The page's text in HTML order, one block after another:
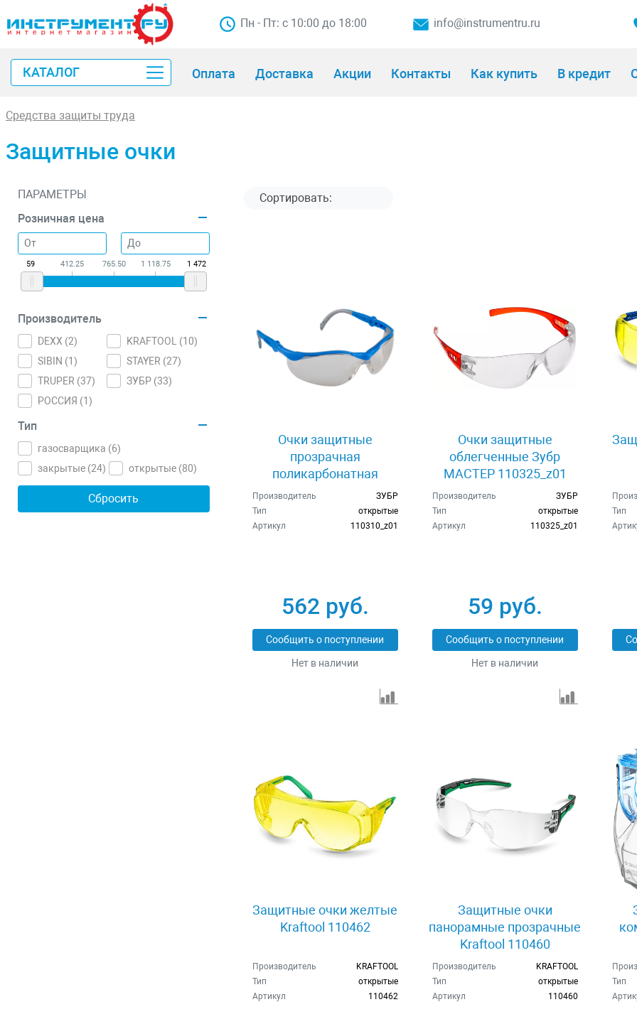
Пн - Пт: с 10:00 до 18:00 info@instrumentru.ru
КАТАЛОГ Оплата Доставка Акции Контакты Как купить В кредит
Средства защиты труда
Защитные очки
ПАРАМЕТРЫ
Розничная цена
59 412.25 765.50 1 118.75 1 472
Производитель
DEXX (2) KRAFTOOL (10)
SIBIN (1 ) STAYER (27)
TRUPER (37) ЗУБР (33)
РОССИЯ (1 )
Тип
газосварщика (6)
закрытые (24) открытые (80)
Очки защитные
прозрачная
поликарбонатная
монолинза ЗУБР
ЭКСПЕРТ 110310
Производитель
ЗУБР
Тип
открытые
Артикул
110310_z01
562 руб.
Сообщить о поступлении
Нет в наличии
Очки защитные
облегченные Зубр
МАСТЕР 110325_z01
Производитель
ЗУБР
Тип
открытые
Артикул
110325_z01
59 руб.
Сообщить о поступлении
Нет в наличии
Тип
Защитные очки желтые
Kraftool 110462
Производитель
KRAFTOOL
Тип
открытые
Артикул
110462
Защитные очки
панорамные прозрачные
Kraftool 110460
Производитель
KRAFTOOL
Тип
открытые
Артикул
110460
Тип